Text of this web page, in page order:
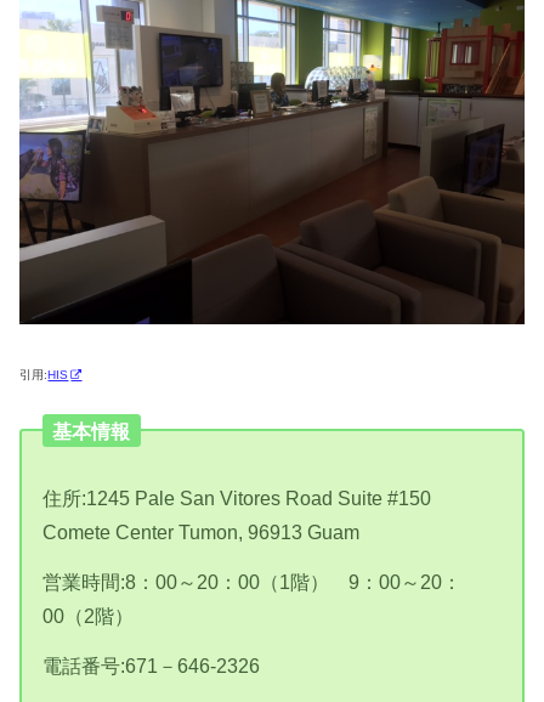
引用:HIS
基本情報
住所:1245 Pale San Vitores Road Suite #150
Comete Center Tumon, 96913 Guam
営業時間:8：00～20：00（1階） 9：00～20：
00（2階）
電話番号:671－646-2326